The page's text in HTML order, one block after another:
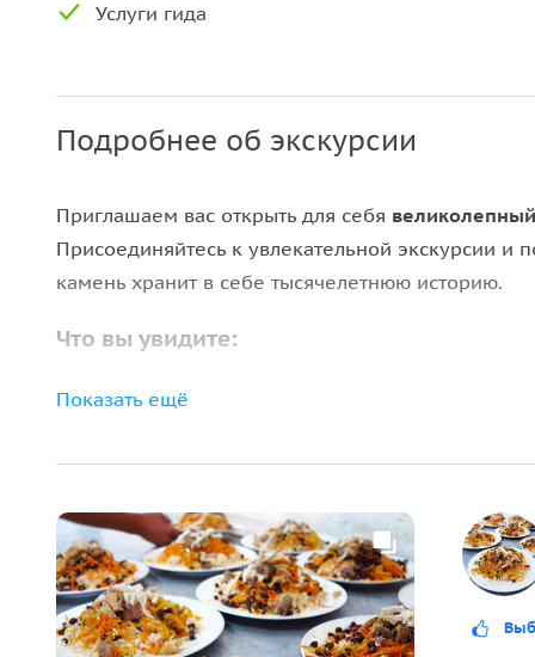
Услуги гида
Подробнее об экскурсии
Приглашаем вас открыть для себя
Присоединяйтесь к увлекательной экскурсии и
камень хранит в себе тысячелетнюю историю.
Что вы увидите:
•Регистан— площадь в центре Самарканда.
расположенному на ней знаменитму
•Мавзолей Гур-Амир
— в переводе означает
.
•Некрополь Шахи-Зинда— памятник
мавзолеев Караханидской и Тимуридской
Показать ещё